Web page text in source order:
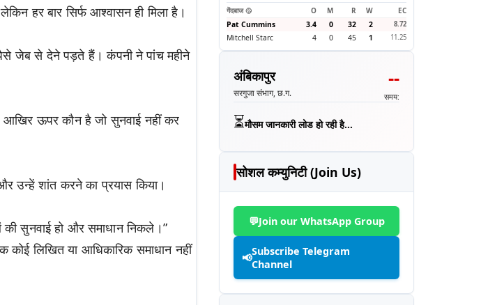
हर बार सिर्फ आश्वासन ही मिला है।
जेब से देने पड़ते हैं। कंपनी ने पांच महीने
आखिर ऊपर कौन है जो सुनवाई नहीं कर
उन्हें शांत करने का प्रयास किया।
सुनवाई हो और समाधान निकले।”
कोई लिखित या आधिकारिक समाधान नहीं
गेंदबाज 🥎 O M R W
EC
Pat Cummins
3.4 0 32 2 8.72
Mitchell Starc 4 0 45 1 11.25
अंबिकापुर
सरगुजा संभाग, छ.ग.
--
समय:
⏳मौसम जानकारी लोड हो रही है...
सोशल कम्युनिटी (Join Us)
💬Join our WhatsApp Group
📢Subscribe Telegram
Channel